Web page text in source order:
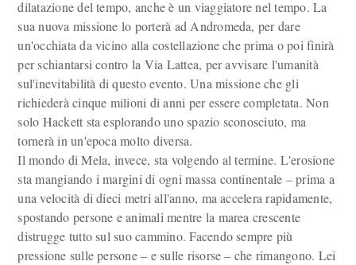
dilatazione del tempo, anche è un viaggiatore nel tempo. La
sua nuova missione lo porterà ad Andromeda, per dare
un'occhiata da vicino alla costellazione che prima o poi finirà
per schiantarsi contro la Via Lattea, per avvisare l'umanità
sul'inevitabilità di questo evento. Una missione che gli
richiederà cinque milioni di anni per essere completata. Non
solo Hackett sta esplorando uno spazio sconosciuto, ma
tornerà in un'epoca molto diversa.
Il mondo di Mela, invece, sta volgendo al termine. L'erosione
sta mangiando i margini di ogni massa continentale – prima a
una velocità di dieci metri all'anno, ma accelera rapidamente,
spostando persone e animali mentre la marea crescente
distrugge tutto sul suo cammino. Facendo sempre più
pressione sulle persone – e sulle risorse – che rimangono. Lei